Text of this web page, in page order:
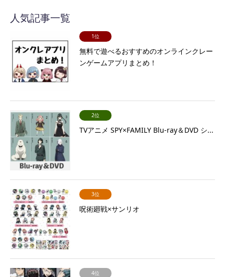
人気記事一覧
1位
無料で遊べるおすすめのオンラインクレー
ンゲームアプリまとめ！
2位
TVアニメ SPY×FAMILY Blu-ray＆DVD シ...
3位
呪術廻戦×サンリオ
4位